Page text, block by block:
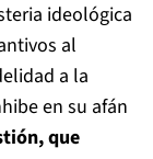
ideológica
al
a la
en su afán
que